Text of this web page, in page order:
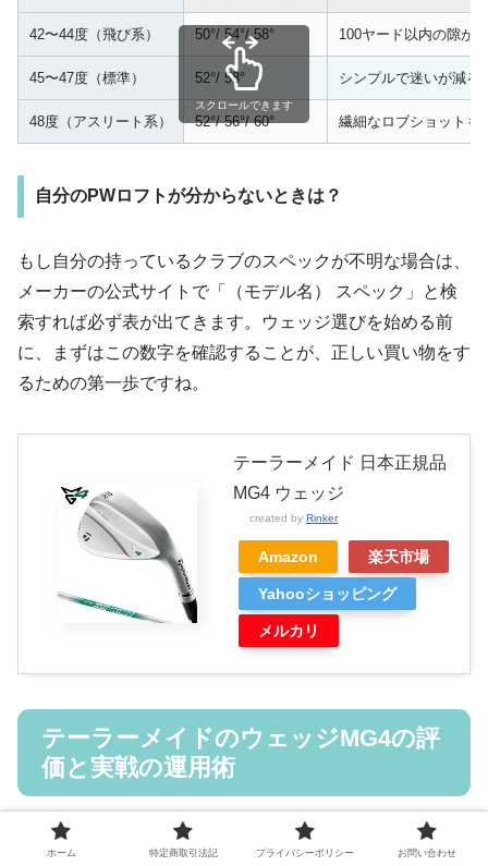
42〜44度（飛び系） 50°/ 54°/ 58° 100ヤード以内の隙が
45〜47度（標準） 52°/ 58° シンプルで迷いが減る
48度（アスリート系） 52°/ 56°/ 60° 繊細なロブショットも
スクロールできます
自分のPWロフトが分からないときは？
もし自分の持っているクラブのスペックが不明な場合は、
メーカーの公式サイトで「（モデル名） スペック」と検
索すれば必ず表が出てきます。ウェッジ選びを始める前
に、まずはこの数字を確認することが、正しい買い物をす
るための第一歩ですね。
テーラーメイド 日本正規品
MG4 ウェッジ
created by Rinker
Amazon 楽天市場
Yahooショッピング
メルカリ
テーラーメイドのウェッジMG4の評
価と実戦の運用術
テクノロジーを理解したら、次は「どう使いこなすか」と
ホーム 特定商取引法記 プライバシーポリシー お問い合わせ